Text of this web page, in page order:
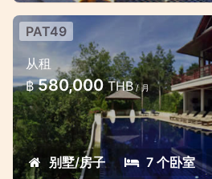
Wonderful Patong
7bedroom villa
With 7 wonderful sea
each with private
doors onto private
equipped with stereo
PAT49
从租
฿ 580,000THB/ 月
别墅/房子 7 个卧室